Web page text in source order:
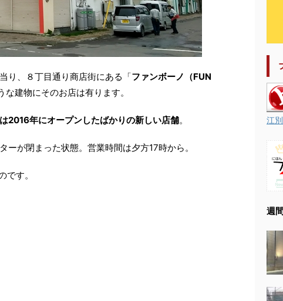
り、８丁目通り商店街にある「ファンボーノ（FUN
な建物にそのお店は有ります。
2016年にオープンしたばかりの新しい店舗。
が閉まった状態。営業時間は夕方17時から。
す。
江
週